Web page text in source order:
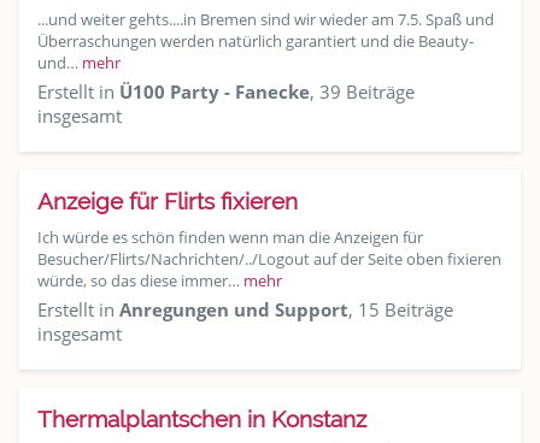
...und weiter gehts....in Bremen sind wir wieder am 7.5. Spaß und
Überraschungen werden natürlich garantiert und die Beauty-
und… mehr
Erstellt in Ü100 Party - Fanecke, 39 Beiträge
insgesamt
Anzeige für Flirts fixieren
Ich würde es schön finden wenn man die Anzeigen für
Besucher/Flirts/Nachrichten/../Logout auf der Seite oben fixieren
würde, so das diese immer… mehr
Erstellt in Anregungen und Support, 15 Beiträge
insgesamt
Thermalplantschen in Konstanz